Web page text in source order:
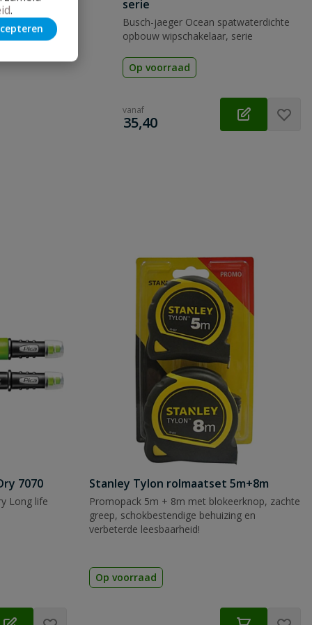
.
serie
Busch-jaeger Ocean spatwaterdichte
opbouw wipschakelaar, serie
Op voorraad
vanaf
€
35,40
7070
Long life
Stanley Tylon rolmaatset 5m+8m
Promopack 5m + 8m met blokeerknop, zachte
greep, schokbestendige behuizing en
verbeterde leesbaarheid!
Op voorraad